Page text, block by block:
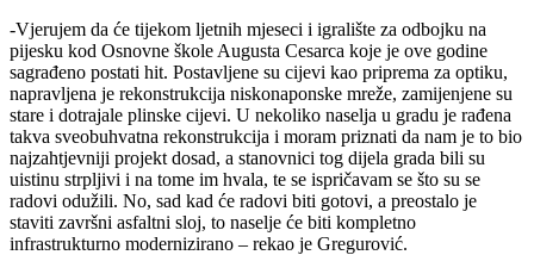
-Vjerujem da će tijekom ljetnih mjeseci i igralište za odbojku na
pijesku kod Osnovne škole Augusta Cesarca koje je ove godine
sagrađeno postati hit. Postavljene su cijevi kao priprema za optiku,
napravljena je rekonstrukcija niskonaponske mreže, zamijenjene su
stare i dotrajale plinske cijevi. U nekoliko naselja u gradu je rađena
takva sveobuhvatna rekonstrukcija i moram priznati da nam je to bio
najzahtjevniji projekt dosad, a stanovnici tog dijela grada bili su
uistinu strpljivi i na tome im hvala, te se ispričavam se što su se
radovi odužili. No, sad kad će radovi biti gotovi, a preostalo je
staviti završni asfaltni sloj, to naselje će biti kompletno
infrastrukturno modernizirano – rekao je Gregurović.